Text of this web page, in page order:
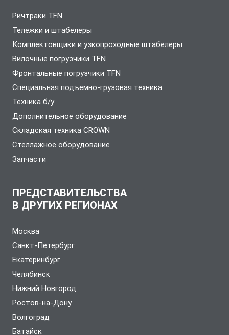
Ричтраки TFN
Тележки и штабелеры
Комплектовщики и узкопроходные штабелеры
Вилочные погрузчики TFN
Фронтальные погрузчики TFN
Специальная подъемно-грузовая техника
Техника б/у
Дополнительное оборудование
Складская техника CROWN
Стеллажное оборудование
Запчасти
ПРЕДСТАВИТЕЛЬСТВА
В ДРУГИХ РЕГИОНАХ
Москва
Санкт-Петербург
Екатеринбург
Челябинск
Нижний Новгород
Ростов-на-Дону
Волгоград
Батайск